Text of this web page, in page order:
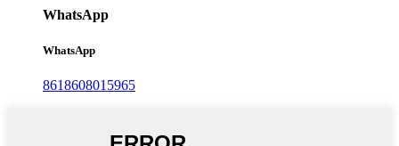
WhatsApp
WhatsApp
8618608015965